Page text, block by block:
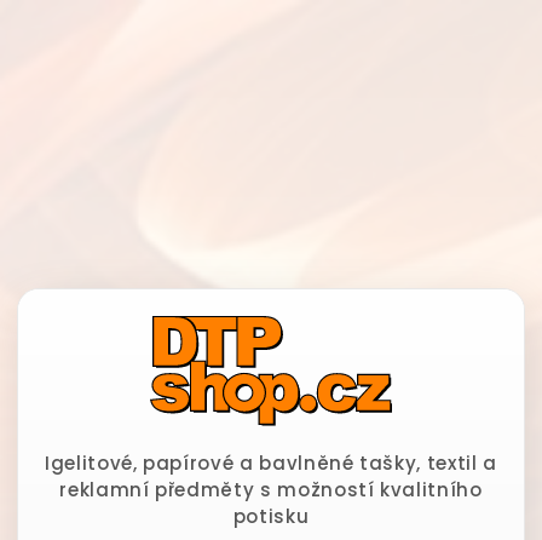
Igelitové, papírové a bavlněné tašky, textil a
reklamní předměty s možností kvalitního
potisku